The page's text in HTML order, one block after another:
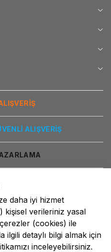
ALIŞVERİŞ
daha iyi hizmet
kişisel verileriniz yasal
(cookies) ile
ilgili detaylı bilgi almak için
inceleyebilirsiniz.